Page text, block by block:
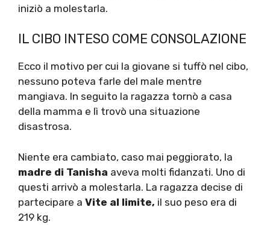
iniziò a molestarla.
IL CIBO INTESO COME CONSOLAZIONE
Ecco il motivo per cui la giovane si tuffò nel cibo,
nessuno poteva farle del male mentre
mangiava. In seguito la ragazza tornò a casa
della mamma e lì trovò una situazione
disastrosa.
Niente era cambiato, caso mai peggiorato, la
madre di Tanisha aveva molti fidanzati. Uno di
questi arrivò a molestarla. La ragazza decise di
partecipare a Vite al limite, il suo peso era di
219 kg.